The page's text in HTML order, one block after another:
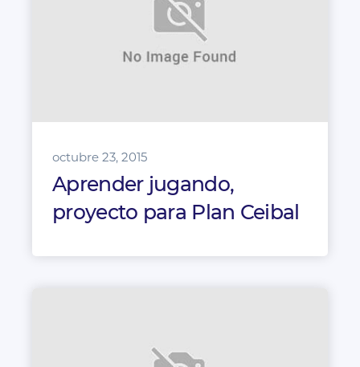
octubre 23, 2015
Aprender jugando,
proyecto para Plan Ceibal